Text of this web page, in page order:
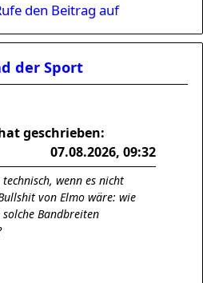
den Beitrag auf
der Sport
geschrieben:
07.08.2026, 09:32
wenn es nicht
von Elmo wäre: wie
Bandbreiten